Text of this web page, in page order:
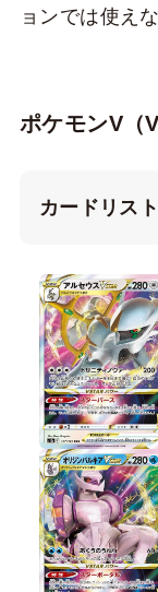
ョンでは使え
ポケモンV（
カードリス